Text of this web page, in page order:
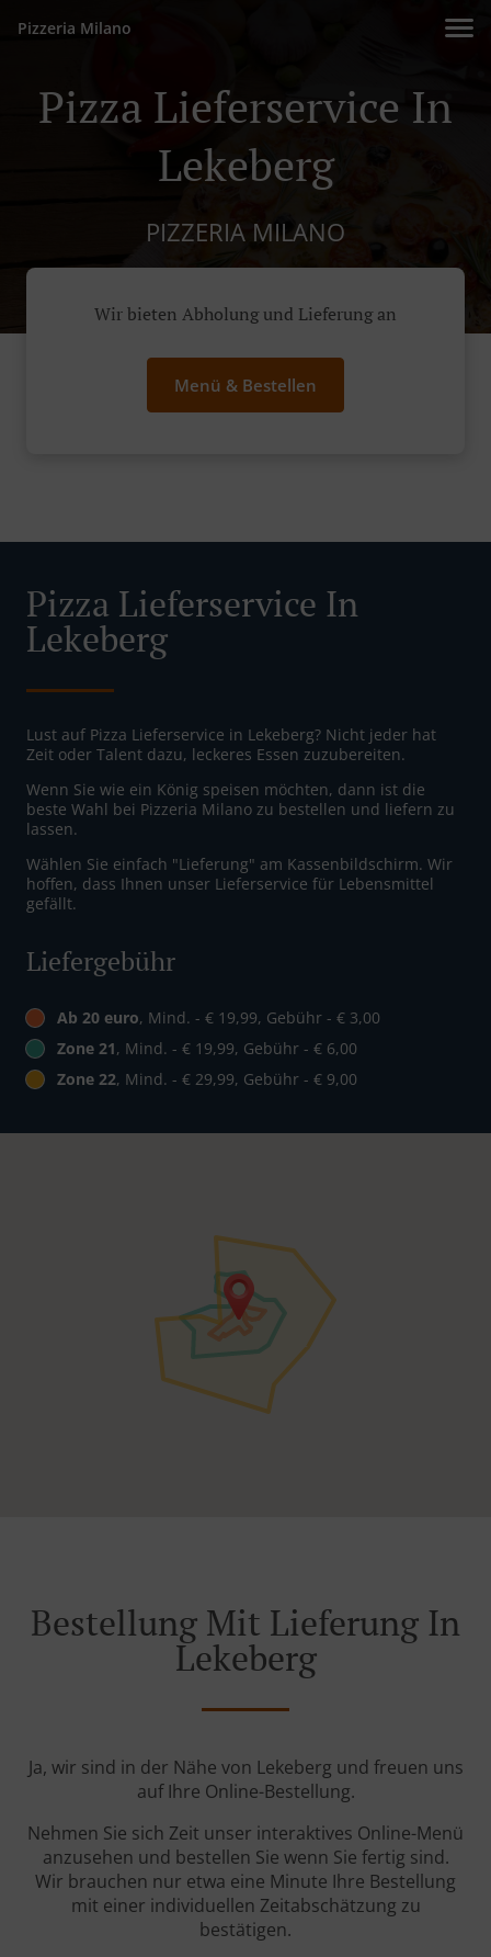
Pizzeria Milano
Pizza Lieferservice In
Lekeberg
PIZZERIA MILANO
Wir bieten Abholung und Lieferung an
Menü & Bestellen
Pizza Lieferservice In
Lekeberg
Lust auf Pizza Lieferservice in Lekeberg? Nicht jeder hat
Zeit oder Talent dazu, leckeres Essen zuzubereiten.
Wenn Sie wie ein König speisen möchten, dann ist die
beste Wahl bei Pizzeria Milano zu bestellen und liefern zu
lassen.
Wählen Sie einfach "Lieferung" am Kassenbildschirm. Wir
hoffen, dass Ihnen unser Lieferservice für Lebensmittel
gefällt.
Liefergebühr
Ab 20 euro, Mind. - € 19,99, Gebühr - € 3,00
Zone 21, Mind. - € 19,99, Gebühr - € 6,00
Zone 22, Mind. - € 29,99, Gebühr - € 9,00
Bestellung Mit Lieferung In
Lekeberg
Ja, wir sind in der Nähe von Lekeberg und freuen uns
auf Ihre Online-Bestellung.
Nehmen Sie sich Zeit unser interaktives Online-Menü
anzusehen und bestellen Sie wenn Sie fertig sind.
Wir brauchen nur etwa eine Minute Ihre Bestellung
mit einer individuellen Zeitabschätzung zu
bestätigen.